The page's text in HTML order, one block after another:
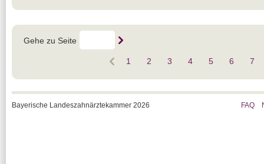
Gehe zu Seite
1 2 3 4 5 6 7
Bayerische Landeszahnärztekammer 2026 FAQ